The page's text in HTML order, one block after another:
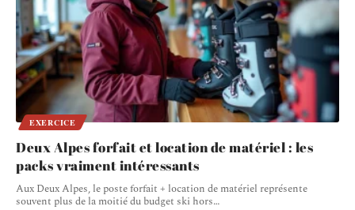
EXERCICE
Deux Alpes forfait et location de matériel : les
packs vraiment intéressants
Aux Deux Alpes, le poste forfait + location de matériel représente
souvent plus de la moitié du budget ski hors…